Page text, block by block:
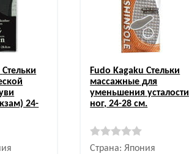
Стельки
24-
Fudo KagakuСтельки
массажные для
уменьшения усталости
ног, 24-28 см.
Страна: Япония